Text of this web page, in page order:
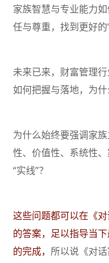
家族智慧与专业能力
任与尊重，找到更好的“
未来已来，财富管理
如何把握与落地，为
为什么始终要强调家
性、价值性、系统性
“实线”？
这些问题都可以在《
的答案，足以指导当
的完成， 所以说《对